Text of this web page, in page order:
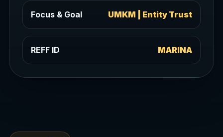
Focus & Goal UMKM | Entity Trust
REFF ID MARINA